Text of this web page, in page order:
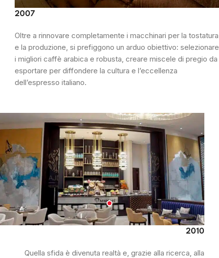
2007
Oltre a rinnovare completamente i macchinari per la tostatura
e la produzione, si prefiggono un arduo obiettivo: selezionare
i migliori caffè arabica e robusta, creare miscele di pregio da
esportare per diffondere la cultura e l’eccellenza
dell’espresso italiano.
2010
Quella sfida è divenuta realtà e, grazie alla ricerca, alla